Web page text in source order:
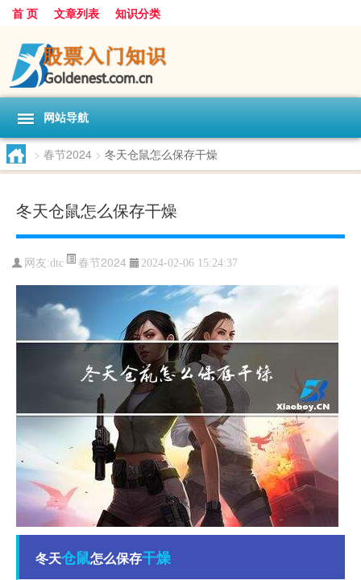
首 页 文章列表 知识分类
网站导航
> 春节2024 > 冬天仓鼠怎么保存干燥
冬天仓鼠怎么保存干燥
网友:dtc 春节2024 2024-02-06 15:24:37
冬天仓鼠怎么保存干燥